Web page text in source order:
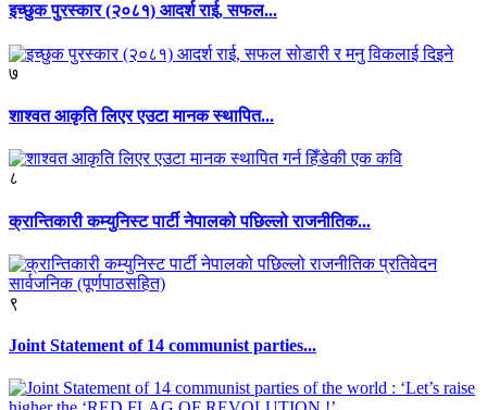
इच्छुक पुरस्कार (२०८१) आदर्श राई, सफल...
७
शाश्वत आकृति लिएर एउटा मानक स्थापित...
८
क्रान्तिकारी कम्युनिस्ट पार्टी नेपालको पछिल्लो राजनीतिक...
९
Joint Statement of 14 communist parties...